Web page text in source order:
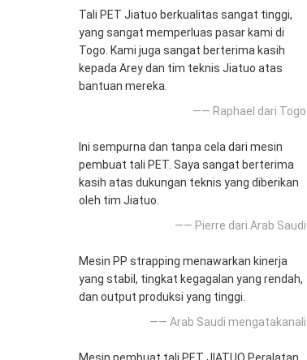
Tali PET Jiatuo berkualitas sangat tinggi,
yang sangat memperluas pasar kami di
Togo. Kami juga sangat berterima kasih
kepada Arey dan tim teknis Jiatuo atas
bantuan mereka.
—— Raphael dari Togo
Ini sempurna dan tanpa cela dari mesin
pembuat tali PET. Saya sangat berterima
kasih atas dukungan teknis yang diberikan
oleh tim Jiatuo.
—— Pierre dari Arab Saudi
Mesin PP strapping menawarkan kinerja
yang stabil, tingkat kegagalan yang rendah,
dan output produksi yang tinggi.
—— Arab Saudi mengatakanali